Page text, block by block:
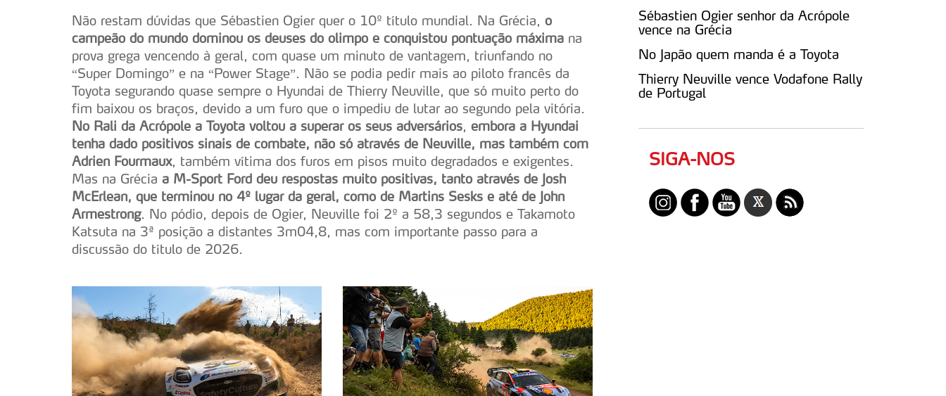
Não restam dúvidas que Sébastien Ogier quer o 10º título mundial. Na Grécia, o
campeão do mundo dominou os deuses do olimpo e conquistou pontuação máxima na
prova grega vencendo à geral, com quase um minuto de vantagem, triunfando no
“Super Domingo” e na “Power Stage”. Não se podia pedir mais ao piloto francês da
Toyota segurando quase sempre o Hyundai de Thierry Neuville, que só muito perto do
fim baixou os braços, devido a um furo que o impediu de lutar ao segundo pela vitória.
No Rali da Acrópole a Toyota voltou a superar os seus adversários, embora a Hyundai
tenha dado positivos sinais de combate, não só através de Neuville, mas também com
Adrien Fourmaux, também vítima dos furos em pisos muito degradados e exigentes.
Mas na Grécia a M-Sport Ford deu respostas muito positivas, tanto através de Josh
McErlean, que terminou no 4º lugar da geral, como de Martins Sesks e até de John
Armestrong. No pódio, depois de Ogier, Neuville foi 2º a 58,3 segundos e Takamoto
Katsuta na 3ª posição a distantes 3m04,8, mas com importante passo para a
discussão do título de 2026.
Sébastien Ogier senhor da Acrópole
vence na Grécia
No Japão quem manda é a Toyota
Thierry Neuville vence Vodafone Rally
de Portugal
SIGA-NOS